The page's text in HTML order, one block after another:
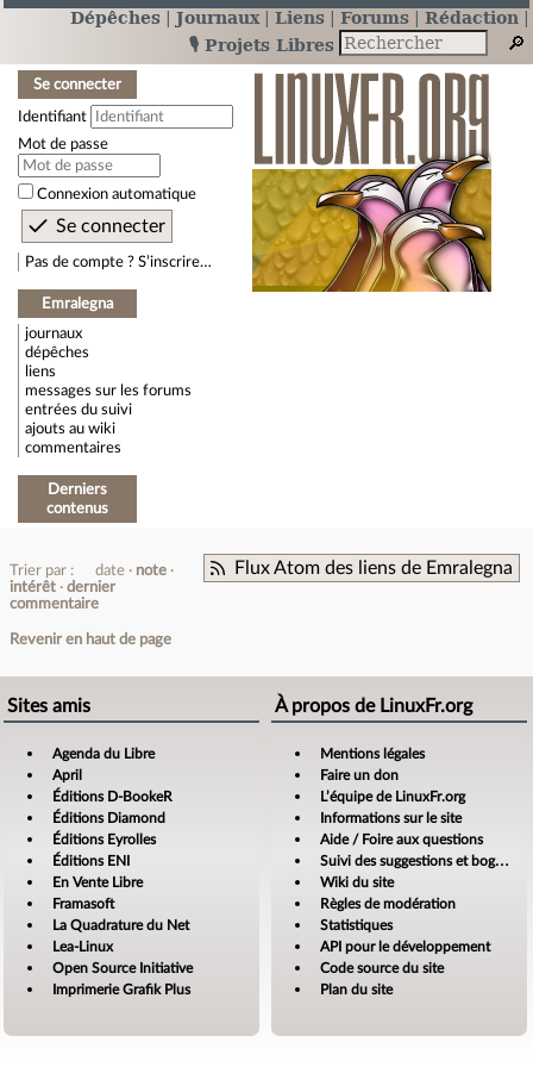
Dépêches Journaux Liens Forums
Rédaction
🎙️ Projets Libres
Se connecter
Identifiant
Mot de passe
Connexion automatique
Pas de compte ? S’inscrire…
Emralegna
journaux
dépêches
liens
messages sur les forums
entrées du suivi
ajouts au wiki
commentaires
Derniers
contenus
Flux Atom des liens de Emralegna
Trier par : date
note
intérêt
dernier
commentaire
Revenir en haut de page
Sites amis
Agenda du Libre
April
Éditions D-BookeR
Éditions Diamond
Éditions Eyrolles
Éditions ENI
En Vente Libre
Framasoft
La Quadrature du Net
Lea-Linux
Open Source Initiative
Imprimerie Grafik Plus
À propos de LinuxFr.org
Mentions légales
Faire un don
L’équipe de LinuxFr.org
Informations sur le site
Aide / Foire aux questions
Suivi des suggestions et bogues
Wiki du site
Règles de modération
Statistiques
API pour le développement
Code source du site
Plan du site